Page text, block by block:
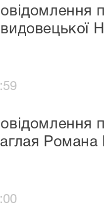
Романа